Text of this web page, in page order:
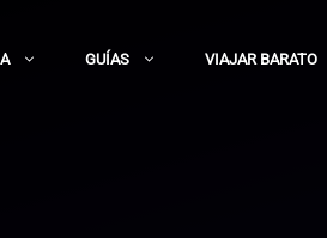
GUÍAS VIAJAR BARATO